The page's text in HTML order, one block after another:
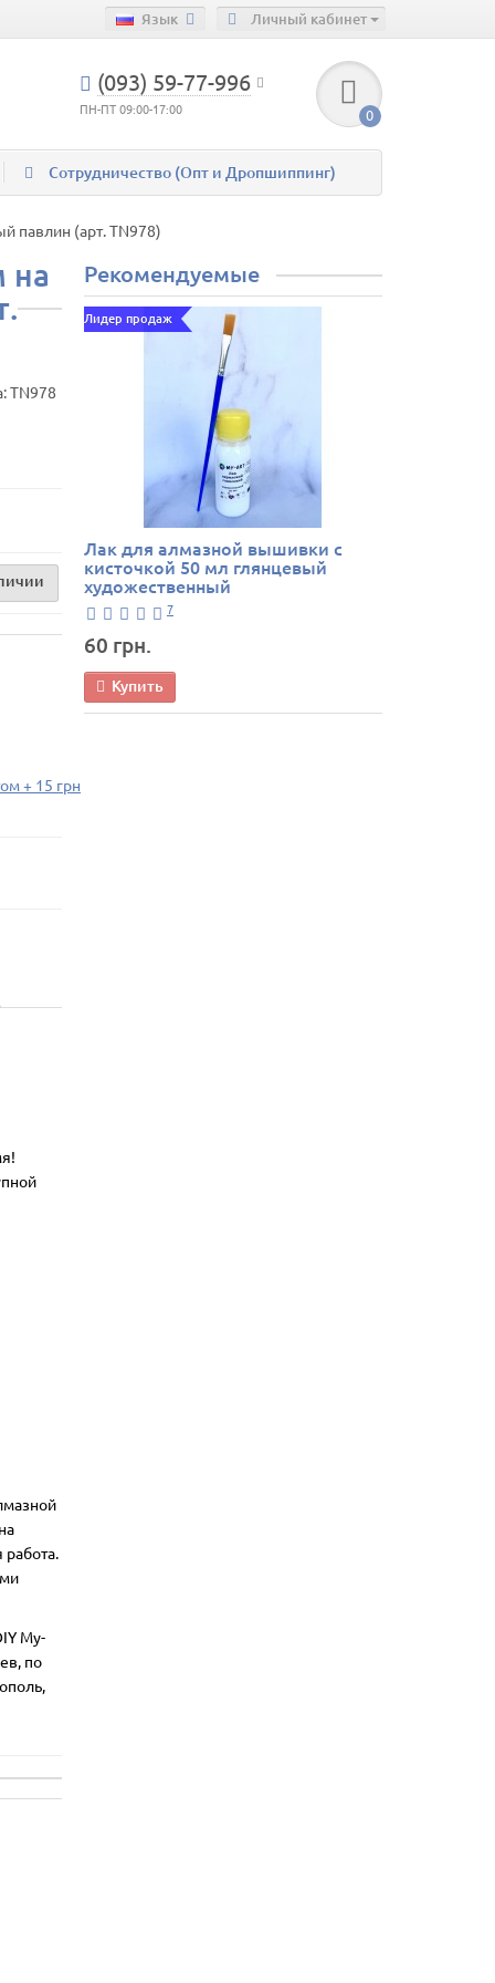
Личный кабинет
Язык
(093) 59-77-996
ПН-ПТ 09:00-17:00 0
Сотрудничество (Опт и Дропшиппинг)
павлин (арт. TN978)
на
TN978
+ 15 грн
работа.
My-
по
Рекомендуемые
Лидер продаж
Лак для алмазной вышивки с
кисточкой 50 мл глянцевый
художественный
7
60 грн.
Купить